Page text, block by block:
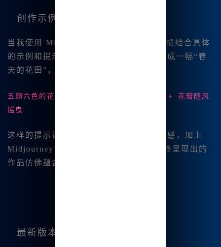
创作示例
当我使用 Midjourney 进行创作时，我习惯结合具体
的示例和提示来深化我的作品。例如，生成一幅“春
天的花田”，我可能会这样描述：
五颜六色的花田 + 明媚的阳光 + 写实风格 + 花瓣随风
摇曳
这样的提示让我能得到意想不到的创意灵感，加上
Midjourney 对图片生成的强大能力，最终呈现出的
作品仿佛蕴含了春天的气息。
最新版本功能解析